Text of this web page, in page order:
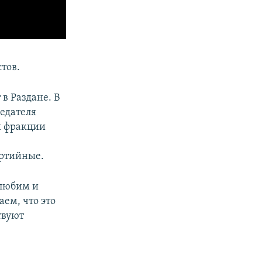
Раздане. В
фракции
и
что это